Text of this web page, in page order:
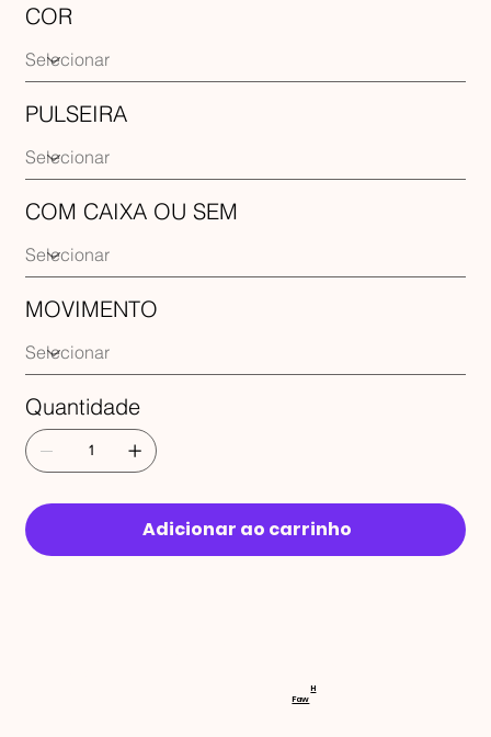
COR
PULSEIRA
COM CAIXA OU SEM
MOVIMENTO
Quantidade
Adicionar ao carrinho
RECEBA
Faw
H